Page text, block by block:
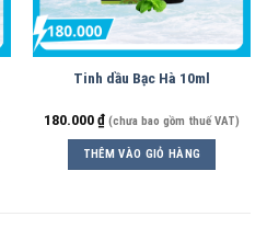
Tinh dầu Bạc Hà 10ml
180.000₫ (chưa bao gồm thuế VAT)
THÊM VÀO GIỎ HÀNG